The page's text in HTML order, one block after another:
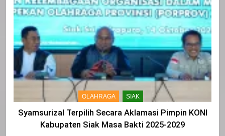
OLAHRAGA SIAK
Syamsurizal Terpilih Secara Aklamasi Pimpin KONI
Kabupaten Siak Masa Bakti 2025-2029